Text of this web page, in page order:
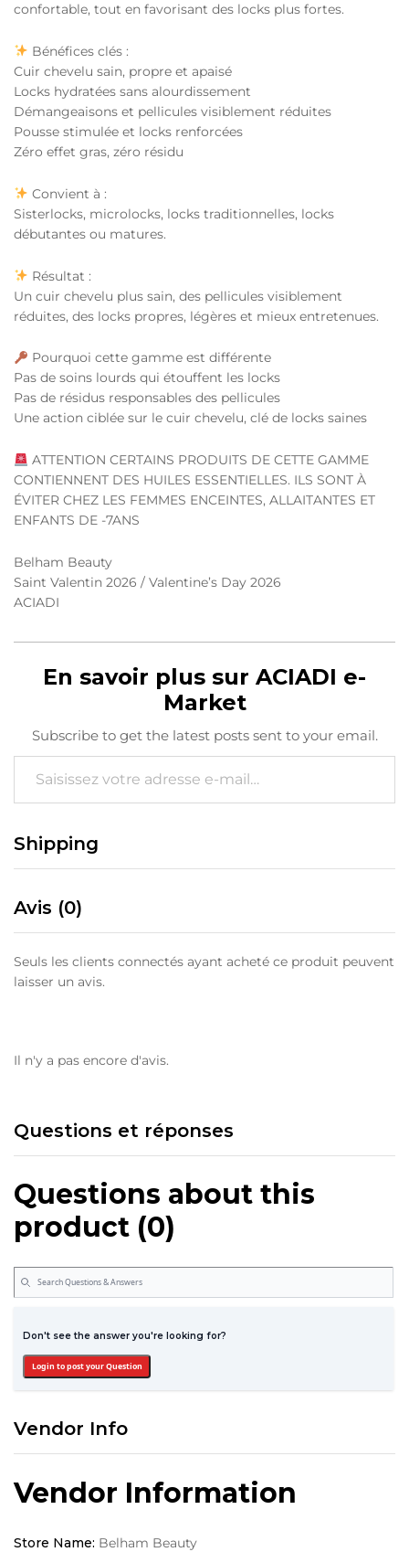
confortable, tout en favorisant des locks plus fortes.
Bénéfices clés :
Cuir chevelu sain, propre et apaisé
Locks hydratées sans alourdissement
Démangeaisons et pellicules visiblement réduites
Pousse stimulée et locks renforcées
Zéro effet gras, zéro résidu
Convient à :
Sisterlocks, microlocks, locks traditionnelles, locks
débutantes ou matures.
Résultat :
Un cuir chevelu plus sain, des pellicules visiblement
réduites, des locks propres, légères et mieux entretenues.
Pourquoi cette gamme est différente
Pas de soins lourds qui étouffent les locks
Pas de résidus responsables des pellicules
Une action ciblée sur le cuir chevelu, clé de locks saines
ATTENTION CERTAINS PRODUITS DE CETTE GAMME
CONTIENNENT DES HUILES ESSENTIELLES. ILS SONT À
ÉVITER CHEZ LES FEMMES ENCEINTES, ALLAITANTES ET
ENFANTS DE -7ANS
Belham Beauty
Saint Valentin 2026 / Valentine’s Day 2026
ACIADI
En savoir plus sur ACIADI e-
Market
Subscribe to get the latest posts sent to your email.
Saisissez votre adresse e-mail…
Shipping
Avis (0)
Seuls les clients connectés ayant acheté ce produit peuvent
laisser un avis.
Il n'y a pas encore d'avis.
Questions et réponses
Questions about this
product (0)
Don't see the answer you're looking for?
Login to post your Question
Vendor Info
Vendor Information
Store Name: Belham Beauty